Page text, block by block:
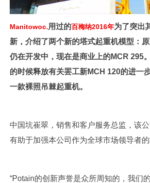
Manitowoc.用过的百梅纳2016年为了突出
新，介绍了两个新的塔式起重机模型：
仍在开发中，现在是商业上的MCR 295
的时候释放有关罢工新MCH 120的进一
一款裸照吊棘起重机。
中国坑崔翠，销售和客户服务总监，该
有助于加强本公司作为全球市场领导者的
“Potain的创新声誉是众所周知的，我们